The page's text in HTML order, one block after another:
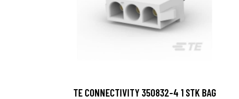
TE CONNECTIVITY 350832-4 1 STK BAG